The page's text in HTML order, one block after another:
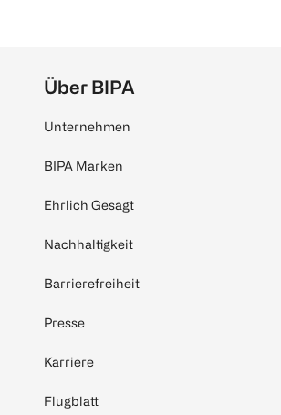
Über BIPA
Unternehmen
BIPA Marken
Ehrlich Gesagt
Nachhaltigkeit
Barrierefreiheit
Presse
Karriere
Flugblatt